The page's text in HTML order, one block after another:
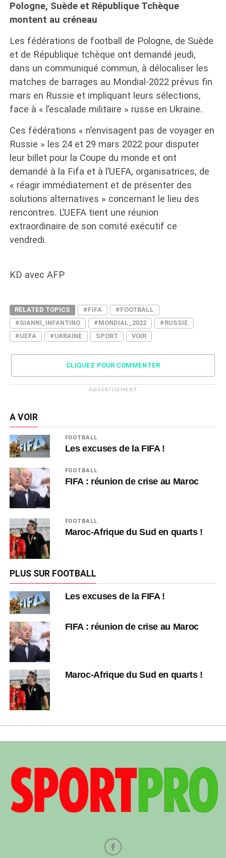
Pologne, Suède et République Tchèque
montent au créneau
Les fédérations de football de Pologne, de Suède
et de République tchèque ont demandé jeudi,
dans un communiqué commun, à délocaliser les
matches de barrages au Mondial-2022 prévus fin
mars en Russie et impliquant leurs sélections,
face à « l’escalade militaire » russe en Ukraine.
Ces fédérations « n’envisagent pas de voyager en
Russie » les 24 et 29 mars 2022 pour disputer
leur billet pour la Coupe du monde et ont
demandé à la Fifa et à l’UEFA, organisatrices, de
« réagir immédiatement et de présenter des
solutions alternatives » concernant le lieu des
rencontres. L’UEFA tient une réunion
extraordinaire de son comité exécutif ce
vendredi.
KD avec AFP
RELATED TOPICS #FIFA
#FOOTBALL
#GIANNI_INFANTINO
#MONDIAL_2022
#RUSSIE
#UEFA
#UKRAINE SPORT VOIR
CLIQUEZ POUR COMMENTER
ADVERTISEMENT
A VOIR
FOOTBALL
Les excuses de la FIFA !
FOOTBALL
FIFA : réunion de crise au Maroc
FOOTBALL
Maroc-Afrique du Sud en quarts !
PLUS SUR FOOTBALL
Les excuses de la FIFA !
FIFA : réunion de crise au Maroc
Maroc-Afrique du Sud en quarts !